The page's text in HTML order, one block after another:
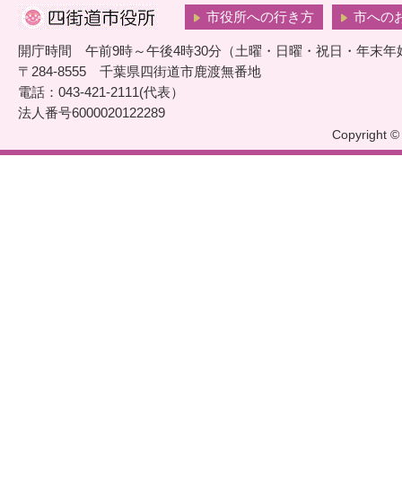
市役所への行き方 市への
開庁時間 午前9時～午後4時30分（土曜・日曜・祝日・年末年
〒284-8555 千葉県四街道市鹿渡無番地
電話：043-421-2111(代表）
法人番号6000020122289
Copyright ©